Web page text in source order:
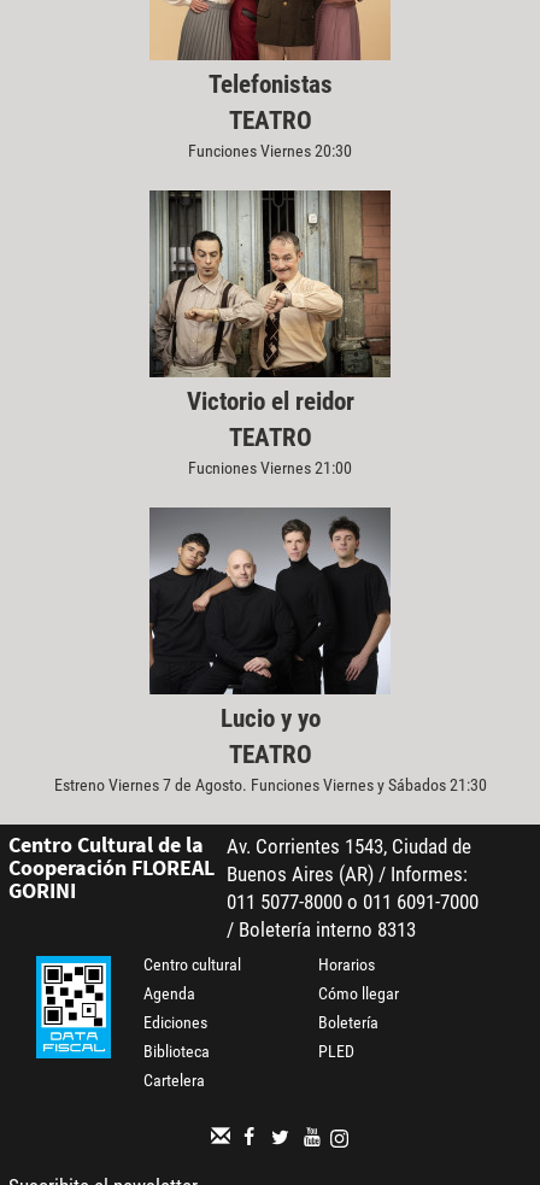
Telefonistas
TEATRO
Funciones Viernes 20:30
Victorio el reidor
TEATRO
Fucniones Viernes 21:00
Lucio y yo
TEATRO
Estreno Viernes 7 de Agosto. Funciones Viernes y Sábados 21:30
Centro Cultural de la
Cooperación FLOREAL
GORINI
Av. Corrientes 1543, Ciudad de
Buenos Aires (AR) / Informes:
011 5077-8000 o 011 6091-7000
/ Boletería interno 8313
Centro cultural
Agenda
Ediciones
Biblioteca
Cartelera
Horarios
Cómo llegar
Boletería
PLED